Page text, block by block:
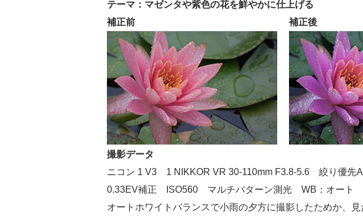
テーマ：マゼンタや紫色の花を鮮やかに仕上げる
補正前
補正後
撮影データ
ニコン 1 V3 1 NIKKOR VR 30-110mm F3.8-5.6 絞り優
0.33EV補正 ISO560 マルチパターン測光 WB：オート
オートホワイトバランスで小雨の夕方に撮影したためか、